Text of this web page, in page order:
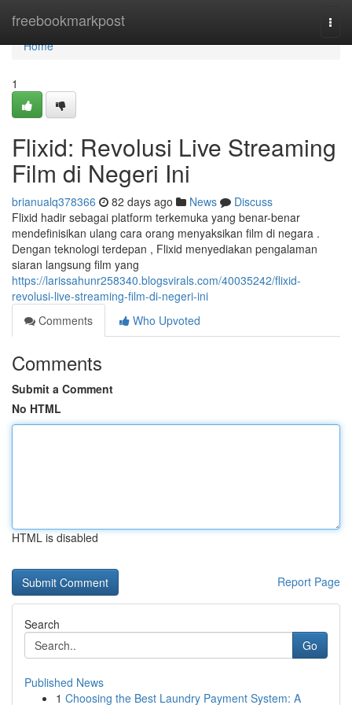
freebookmarkpost
Home
Home
1
Flixid: Revolusi Live Streaming
Film di Negeri Ini
brianualq378366 82 days ago News
Discuss
Flixid hadir sebagai platform terkemuka yang benar-benar
mendefinisikan ulang cara orang menyaksikan film di negara .
Dengan teknologi terdepan , Flixid menyediakan pengalaman
siaran langsung film yang
https://larissahunr258340.blogsvirals.com/40035242/flixid-
revolusi-live-streaming-film-di-negeri-ini
Comments
Who Upvoted
Comments
Submit a Comment
No HTML
HTML is disabled
Report Page
Search
Go
Published News
1 Choosing the Best Laundry Payment System: A